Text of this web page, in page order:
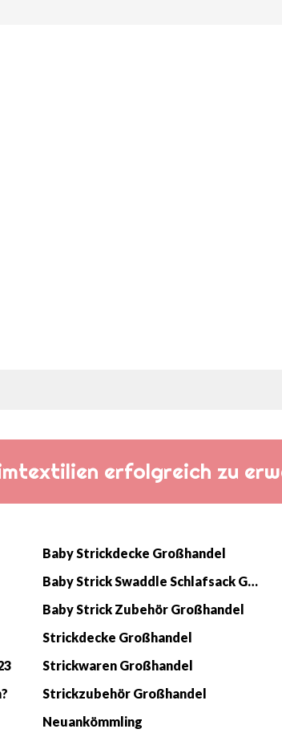
erfolgreich zu
Baby Strickdecke Großhandel
Baby Strick Swaddle Schlafsack Großhandel
Baby Strick Zubehör Großhandel
Strickdecke Großhandel
Strickwaren Großhandel
Strickzubehör Großhandel
Neuankömmling